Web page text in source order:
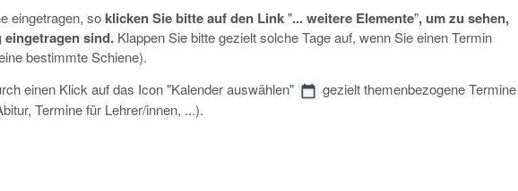
eingetragen, so klicken Sie bitte auf den Link"... weitere Elemente", um zu sehen,
eingetragen sind. Klappen Sie bitte gezielt solche Tage auf, wenn Sie einen Termin
bestimmte Schiene).
einen Klick auf das Icon "Kalender auswählen"
gezielt themenbezogene Termine
Termine für Lehrer/innen, ...).